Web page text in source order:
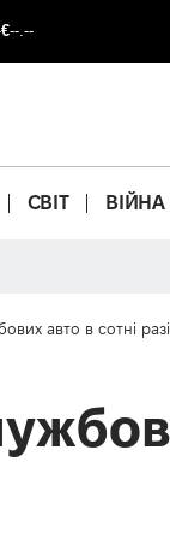
€--.--
СВІТ ВІЙНА
авто в сотні